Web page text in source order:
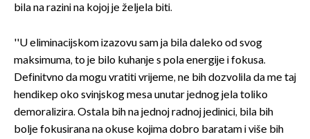
bila na razini na kojoj je željela biti.
''U eliminacijskom izazovu sam ja bila daleko od svog
maksimuma, to je bilo kuhanje s pola energije i fokusa.
Definitvno da mogu vratiti vrijeme, ne bih dozvolila da me taj
hendikep oko svinjskog mesa unutar jednog jela toliko
demoralizira. Ostala bih na jednoj radnoj jedinici, bila bih
bolje fokusirana na okuse kojima dobro baratam i više bih